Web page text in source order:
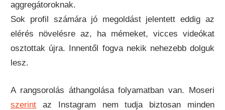
aggregátoroknak.
Sok profil számára jó megoldást jelentett eddig az
elérés növelésre az, ha mémeket, vicces videókat
osztottak újra. Innentől fogva nekik nehezebb dolguk
lesz.
A rangsorolás áthangolása folyamatban van. Moseri
szerint az Instagram nem tudja biztosan minden